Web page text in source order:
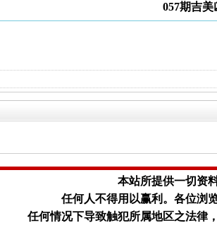
057期吉美
本站所提供一切资
任何人不得用以赢利。 各位浏
任何情况下导致触犯所属地区之法律